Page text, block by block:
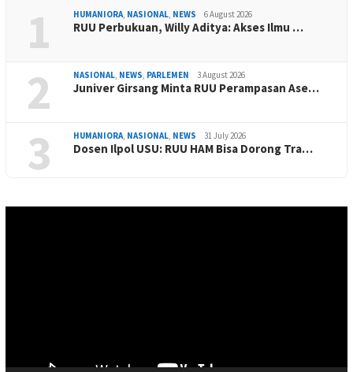
1 HUMANIORA NASIONAL NEWS 6 August 2026
RUU Perbukuan, Willy Aditya: Akses Ilmu …
2 NASIONAL NEWS PARLEMEN 3 August 2026
Juniver Girsang Minta RUU Perampasan Ase…
3 HUMANIORA NASIONAL NEWS 31 July 2026
Dosen Ilpol USU: RUU HAM Bisa Dorong Tra…